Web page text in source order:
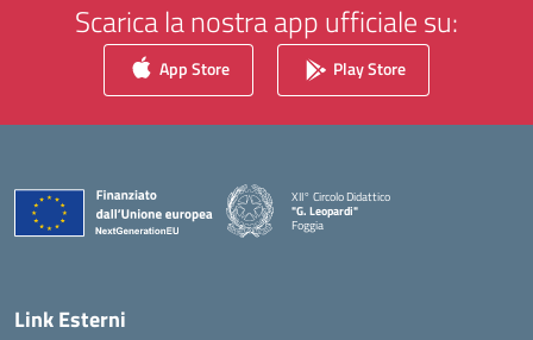
Scarica la nostra app ufficiale su:
App Store Play Store
XII° Circolo Didattico
"G. Leopardi"
Foggia
— Visita la pagina iniziale della scuola
Link Esterni